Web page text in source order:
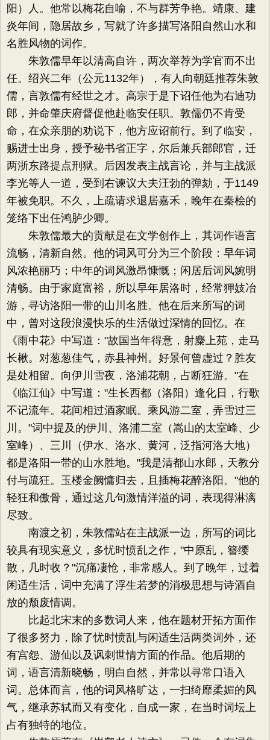
阳）人。他常以梅花自喻，不与群芳争艳。靖康、建
炎年间，隐居故乡，写就了许多描写洛阳自然山水和
名胜风物的词作。
朱敦儒早年以清高自许，两次举荐为学官而不出
任。绍兴二年（公元1132年），有人向朝廷推荐朱敦
儒，言敦儒有经世之才。高宗于是下诏任他为右迪功
郎，并命肇庆府督促他赴临安任职。敦儒仍不肯受
命，在众亲朋的劝说下，他方应诏前行。到了临安，
赐进士出身，授予秘书省正字，尔后兼兵部郎官，迁
两浙东路提点刑狱。后因发表主战言论，并与主战派
李光等人一道，受到右谏议大夫汪勃的弹劾，于1149
年被免职。不久，上疏请求退居嘉禾，晚年在秦桧的
笼络下出任鸿胪少卿。
朱敦儒最大的贡献是在文学创作上，其词作语言
流畅，清新自然。他的词风可分为三个阶段：早年词
风浓艳丽巧；中年的词风激昂慷慨；闲居后词风婉明
清畅。由于家庭富裕，所以早年居洛时，经常狎妓冶
游，寻访洛阳一带的山川名胜。他在后来所写的词
中，曾对这段浪漫快乐的生活做过深情的回忆。在
《雨中花》中写道："故国当年得意，射麋上苑，走马
长楸。对葱葱佳气，赤县神州。好景何曾虚过？胜友
是处相留。向伊川雪夜，洛浦花朝，占断狂游。"在
《临江仙》中写道："生长西都（洛阳）逢化日，行歌
不记流年。花间相过酒家眠。乘风游二室，弄雪过三
川。"词中提及的伊川、洛浦二室（嵩山的太室峰、少
室峰）、三川（伊水、洛水、黄河，泛指河洛大地）
都是洛阳一带的山水胜地。"我是清都山水郎，天教分
付与疏狂。玉楼金阙慵归去，且插梅花醉洛阳。"他的
轻狂和傲骨，通过这几句激情洋溢的词，表现得淋漓
尽致。
南渡之初，朱敦儒站在主战派一边，所写的词比
较具有现实意义，多忧时愤乱之作，"中原乱，簪缨
散，几时收？"沉痛凄怆，非常感人。到了晚年，过着
闲适生活，词中充满了浮生若梦的消极思想与诗酒自
放的颓废情调。
比起北宋末的多数词人来，他在题材开拓方面作
了很多努力，除了忧时愤乱与闲适生活两类词外，还
有宫怨、游仙以及讽刺世情方面的作品。他后期的
词，语言清新晓畅，明白自然，并常以寻常口语入
词。总体而言，他的词风格旷达，一扫绮靡柔媚的风
气，继承苏轼而又有变化，自成一家，在当时词坛上
占有独特的地位。